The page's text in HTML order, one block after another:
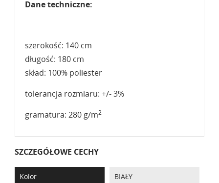
Dane techniczne:
szerokość: 140 cm
długość: 180 cm
skład: 100% poliester
tolerancja rozmiaru: +/- 3%
gramatura: 280 g/m2
SZCZEGÓŁOWE CECHY
Kolor BIAŁY